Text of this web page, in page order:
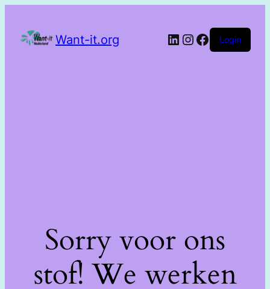
Want-it.org Login
Sorry voor ons
stof! We werken